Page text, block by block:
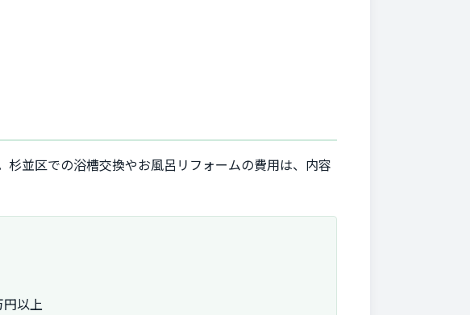
並区での浴槽交換やお風呂リフォームの費用は、内容
円以上